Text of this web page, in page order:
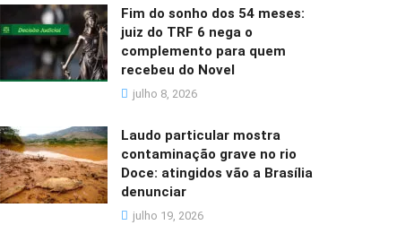
Fim do sonho dos 54 meses:
juiz do TRF 6 nega o
complemento para quem
recebeu do Novel
julho 8, 2026
Laudo particular mostra
contaminação grave no rio
Doce: atingidos vão a Brasília
denunciar
julho 19, 2026